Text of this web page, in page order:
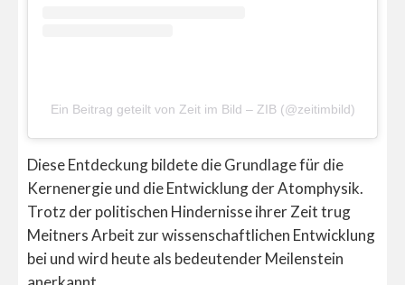
Ein Beitrag geteilt von Zeit im Bild – ZIB (@zeitimbild)
Diese Entdeckung bildete die Grundlage für die
Kernenergie und die Entwicklung der Atomphysik.
Trotz der politischen Hindernisse ihrer Zeit trug
Meitners Arbeit zur wissenschaftlichen Entwicklung
bei und wird heute als bedeutender Meilenstein